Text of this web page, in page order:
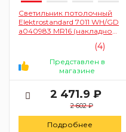
Светильник потолочный
Elektrostandard 7011 WH/GD
а040983 MR16 (накладной
(4)
Представлен в
магазине
2 471.9 ₽
2 602 ₽
Подробнее